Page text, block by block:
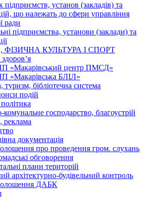
підприємств, установ (закладів) та
що належать до сфери управління
ради
підприємства, установи (заклади) та
ФІЗИЧНА КУЛЬТУРА І СПОРТ
«Макарівський центр ПМСД»
«Макарівська БЛІЛ»
туризм, бібліотечна система
подій
господарство, благоустрій
реклама
документація
про проведення гром. слухань
обговорення
плани територій
архітектурно-будівельний контроль
ДАБК